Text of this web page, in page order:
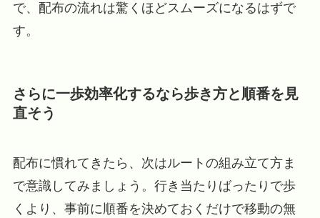
で、配布の流れは驚くほどスムーズになるはずで
す。
さらに一歩効率化するなら歩き方と順番を見
直そう
配布に慣れてきたら、次はルートの組み立て方ま
で意識してみましょう。行き当たりばったりで歩
くより、事前に順番を決めておくだけで移動の無